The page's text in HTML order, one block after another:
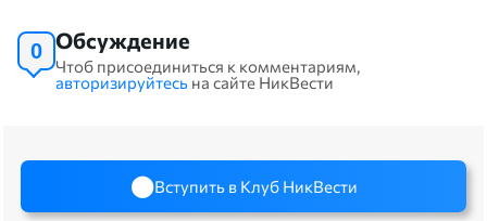
0 Обсуждение
Чтоб присоединиться к комментариям,
авторизируйтесь на сайте НикВести
Вступить в Клуб НикВести